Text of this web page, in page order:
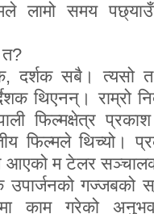
लामो समय
त?
दर्शक सबै।
थिएनन्। राम्रो
फिल्मक्षेत्र
फिल्मले थिच्यो।
आएको म टेलर सञ्चालक
गज्जबको
काम गरेको